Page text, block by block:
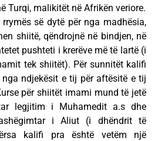
Turqi, malikitët në Afrikën veriore.
së dytë për nga madhësia,
shiitë, qëndrojnë në bindjen, në
pushteti i krerëve më të lartë (i
tek shiitët). Për sunnitët kalifi
ndjekësit e tij për aftësitë e tij
për shiitët imami mund të jetë
legjitim i Muhamedit a.s dhe
i Aliut (i dhëndrit të
kalifi pra është vetëm një